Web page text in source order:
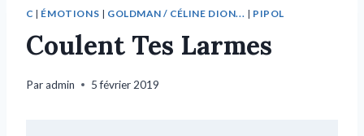
C | ÉMOTIONS | GOLDMAN / CÉLINE DION... | PIPOL
Coulent Tes Larmes
Paradmin 5 février 2019